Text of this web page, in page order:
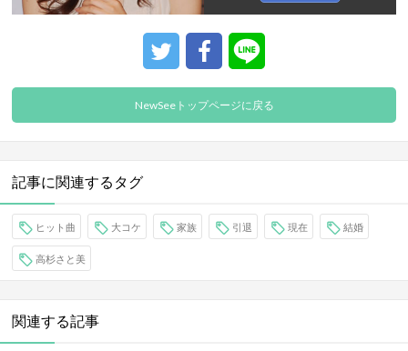
NewSeeトップページに戻る
記事に関連するタグ
ヒット曲 大コケ 家族 引退 現在 結婚
高杉さと美
関連する記事